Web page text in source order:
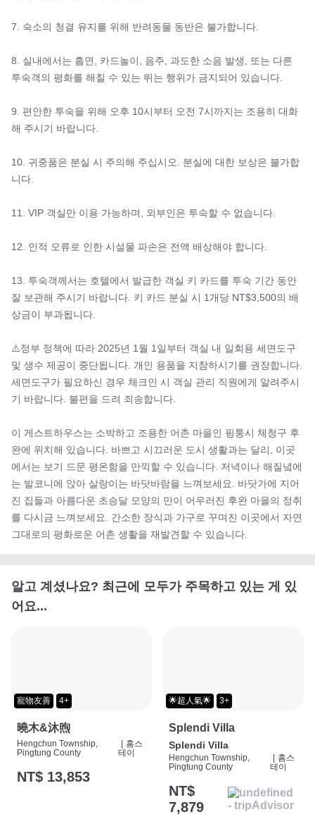
7. 숙소의 청결 유지를 위해 반려동물 동반은 불가합니다.
8. 실내에서는 흡연, 카드놀이, 음주, 과도한 소음 발생, 또는 다른
투숙객의 평화를 해칠 수 있는 뛰는 행위가 금지되어 있습니다.
9. 편안한 투숙을 위해 오후 10시부터 오전 7시까지는 조용히 대화
해 주시기 바랍니다.
10. 귀중품은 분실 시 주의해 주십시오. 분실에 대한 보상은 불가합
니다.
11. VIP 객실만 이용 가능하며, 외부인은 투숙할 수 없습니다.
12. 인적 오류로 인한 시설물 파손은 전액 배상해야 합니다.
13. 투숙객께서는 호텔에서 발급한 객실 키 카드를 투숙 기간 동안
잘 보관해 주시기 바랍니다. 키 카드 분실 시 1개당 NT$3,500의 배
상금이 부과됩니다.
⚠️정부 정책에 따라 2025년 1월 1일부터 객실 내 일회용 세면도구
및 생수 제공이 중단됩니다. 개인 용품을 지참하시기를 권장합니다.
세면도구가 필요하신 경우 체크인 시 객실 관리 직원에게 알려주시
기 바랍니다. 불편을 드려 죄송합니다.
이 게스트하우스는 소박하고 조용한 어촌 마을인 핑퉁시 체청구 후
완에 위치해 있습니다. 바쁘고 시끄러운 도시 생활과는 달리, 이곳
에서는 보기 드문 평온함을 만끽할 수 있습니다. 저녁이나 해질녘에
는 발코니에 앉아 살랑이는 바닷바람을 느껴보세요. 바닷가에 지어
진 집들과 아름다운 초승달 모양의 만이 어우러진 후완 마을의 정취
를 다시금 느껴보세요. 간소한 장식과 가구로 꾸며진 이곳에서 자연
그대로의 평화로운 어촌 생활을 재발견할 수 있습니다.
알고 계셨나요? 최근에 모두가 주목하고 있는 게 있
어요...
寵物友善 4+
曉木&沐煦
Hengchun Township,
Pingtung County
| 홈스
테이
NT$ 13,853
🌟超人氣🌟 3+
Splendi Villa
Splendi Villa
Hengchun Township,
Pingtung County
| 홈스
테이
NT$
7,879